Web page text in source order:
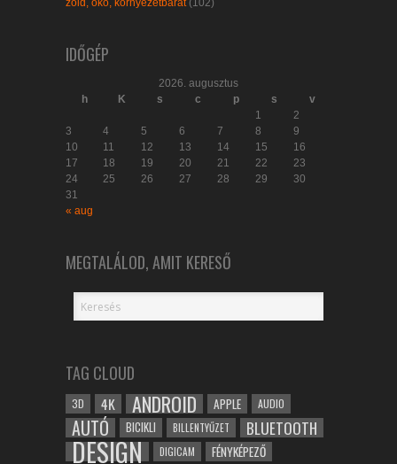
zöld, öko, környezetbarát(102)
IDŐGÉP
2026. augusztus
h
K s c p s
v
1
2
3
4 5 6 7 8
9
10
11 12 13 14 15
16
17
18 19 20 21 22
23
24
25 26 27 28 29
30
31
« aug
MEGTALÁLOD, AMIT KERESŐ
TAG CLOUD
3D 4K ANDROID APPLE AUDIO
AUTÓ BICIKLI BILLENTYŰZET BLUETOOTH
DESIGN DIGICAM FÉNYKÉPEZŐ